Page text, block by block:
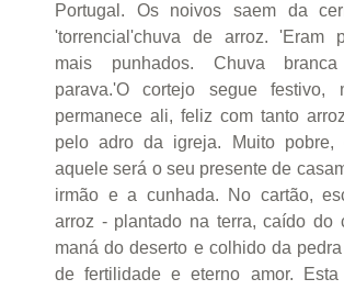
Portugal. Os noivos saem da
'torrencial'chuva de arroz. 'Eram
mais punhados. Chuva
parava.'O cortejo segue festivo,
permanece ali, feliz com tanto
pelo adro da igreja. Muito pobre,
aquele será o seu presente de
irmão e a cunhada. No cartão,
arroz - plantado na terra, caído do
maná do deserto e colhido da
de fertilidade e eterno amor.